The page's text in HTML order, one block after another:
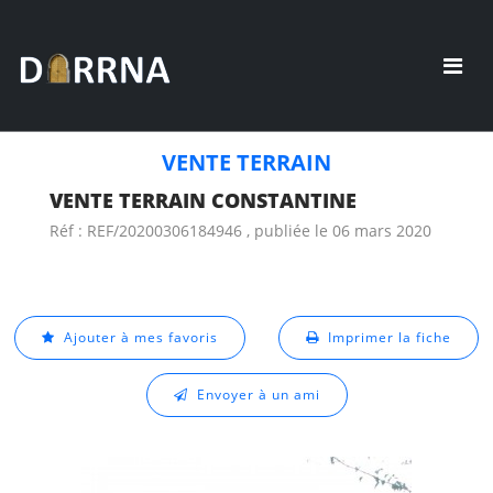
VENTE TERRAIN
VENTE TERRAIN CONSTANTINE
Réf : REF/20200306184946 , publiée le 06 mars 2020
Ajouter à mes favoris Imprimer la fiche
Envoyer à un ami